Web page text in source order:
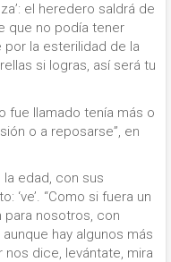
el heredero saldrá de
que no podía tener
la esterilidad de la
si logras, así será tu
fue llamado tenía más o
o a reposarse”, en
edad, con sus
‘ve’. “Como si fuera un
para nosotros, con
hay algunos más
dice, levántate, mira